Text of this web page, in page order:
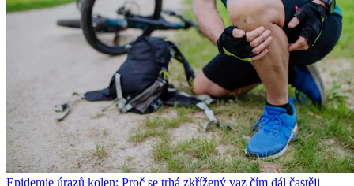
Epidemie úrazů kolen: Proč se trhá zkřížený vaz čím dál častěji